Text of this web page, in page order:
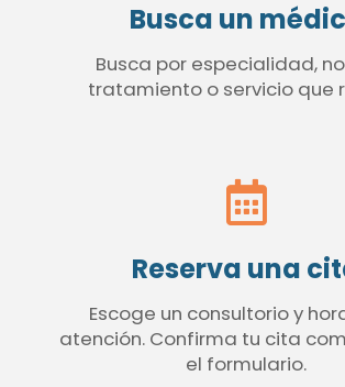
Busca un
Busca por especialidad,
tratamiento o servicio que
Reserva una
Escoge un consultorio y
atención. Confirma tu cita
el formulario.